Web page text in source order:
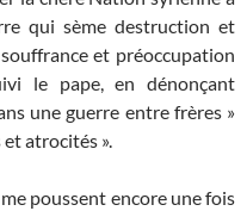
qui sème destruction et
et préoccupation
le pape, en dénonçant
une guerre entre frères »
atrocités ».
poussent encore une fois